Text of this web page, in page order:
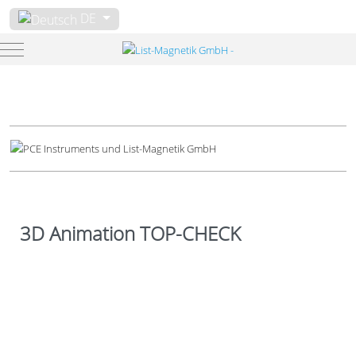
Sprache auswählen
DE
Mobile Menu Toggle
3D Animation TOP-CHECK